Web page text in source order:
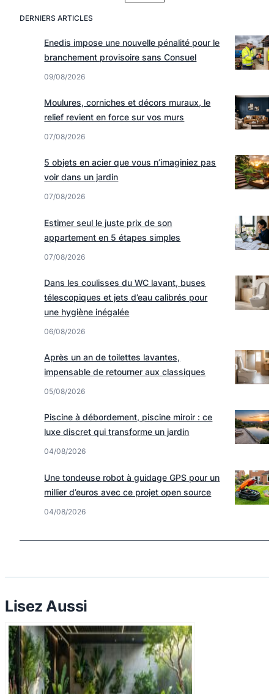
DERNIERS ARTICLES
Enedis impose une nouvelle pénalité pour le
branchement provisoire sans Consuel
09/08/2026
Moulures, corniches et décors muraux, le
relief revient en force sur vos murs
07/08/2026
5 objets en acier que vous n’imaginiez pas
voir dans un jardin
07/08/2026
Estimer seul le juste prix de son
appartement en 5 étapes simples
07/08/2026
Dans les coulisses du WC lavant, buses
télescopiques et jets d’eau calibrés pour
une hygiène inégalée
06/08/2026
Après un an de toilettes lavantes,
impensable de retourner aux classiques
05/08/2026
Piscine à débordement, piscine miroir : ce
luxe discret qui transforme un jardin
04/08/2026
Une tondeuse robot à guidage GPS pour un
millier d’euros avec ce projet open source
04/08/2026
Lisez Aussi